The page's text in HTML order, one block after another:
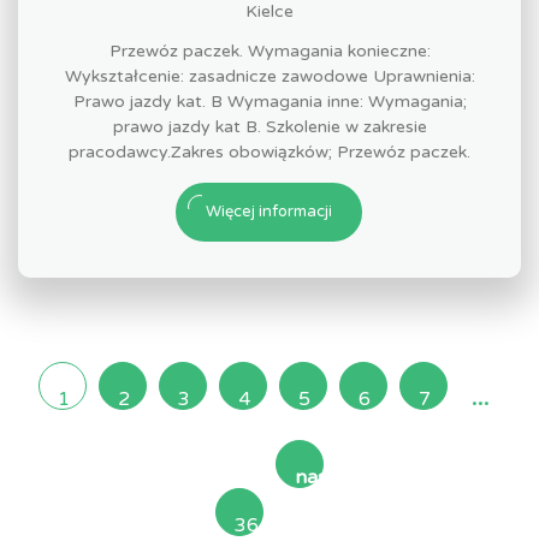
Kielce
Przewóz paczek. Wymagania konieczne:
Wykształcenie: zasadnicze zawodowe Uprawnienia:
Prawo jazdy kat. B Wymagania inne: Wymagania;
prawo jazdy kat B. Szkolenie w zakresie
pracodawcy.Zakres obowiązków; Przewóz paczek.
Więcej informacji
1 2 3 4 5 6 7 ...
36
następna